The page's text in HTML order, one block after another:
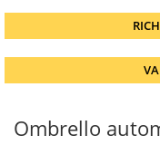
Ombrello